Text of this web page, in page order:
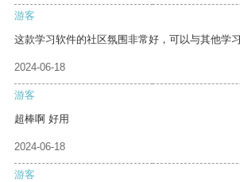
游客
这款学习软件的社区氛围非常好，可以与其他学
2024-06-18
游客
超棒啊 好用
2024-06-18
游客